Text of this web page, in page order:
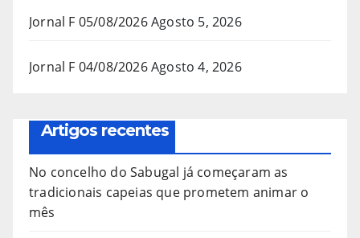
Jornal F 05/08/2026Agosto 5, 2026
Jornal F 04/08/2026Agosto 4, 2026
Artigos recentes
No concelho do Sabugal já começaram as
tradicionais capeias que prometem animar o
mês